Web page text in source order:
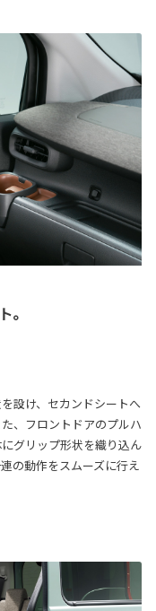
。
設け、セカンドシートへ
、フロントドアのプルハ
グリップ形状を織り込ん
の動作をスムーズに行え